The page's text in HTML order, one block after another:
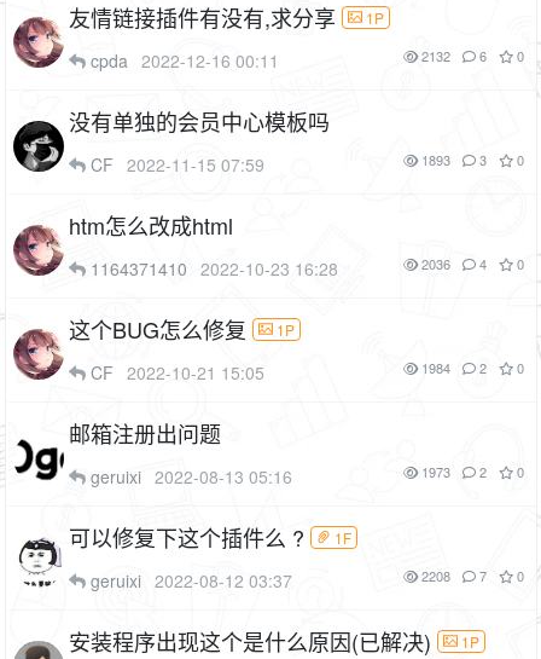
友情链接插件有没有,求分享 1P
cpda 2022-12-16 00:11 2132 6 0
没有单独的会员中心模板吗
CF 2022-11-15 07:59 1893 3 0
htm怎么改成html
1164371410 2022-10-23 16:28 2036 4 0
这个BUG怎么修复 1P
CF 2022-10-21 15:05 1984 2 0
邮箱注册出问题
geruixi 2022-08-13 05:16 1973 2 0
可以修复下这个插件么 ? 1F
geruixi 2022-08-12 03:37 2208 7 0
安装程序出现这个是什么原因(已解决) 1P